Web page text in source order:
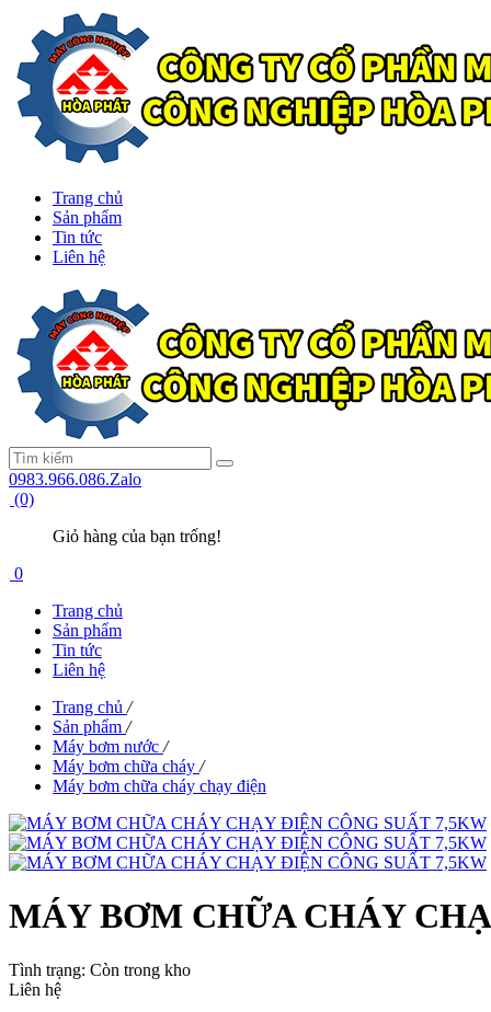
Trang chủ
Sản phẩm
Tin tức
Liên hệ
0983.966.086.Zalo
(0)
Giỏ hàng của bạn trống!
0
Trang chủ
Sản phẩm
Tin tức
Liên hệ
Trang chủ /
Sản phẩm /
Máy bơm nước /
Máy bơm chữa cháy /
Máy bơm chữa cháy chạy điện
MÁY BƠM CHỮA CHÁY
Tình trạng: Còn trong kho
Liên hệ